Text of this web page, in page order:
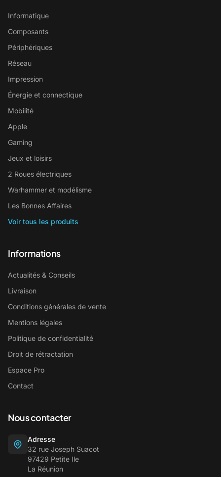
Informatique
Composants
Périphériques
Réseau
Impression
Énergie et connectique
Mobilité
Apple
Gaming
Jeux et loisirs
2 Roues électriques
Warhammer et modélisme
Les Bonnes Affaires
Voir tous les produits
Informations
Actualités & Conseils
Livraison
Conditions générales de vente
Mentions légales
Politique de confidentialité
Droit de rétractation
Espace Pro
Contact
Nous contacter
Adresse
32 rue Joseph Suacot
97429 Petite Ile
La Réunion